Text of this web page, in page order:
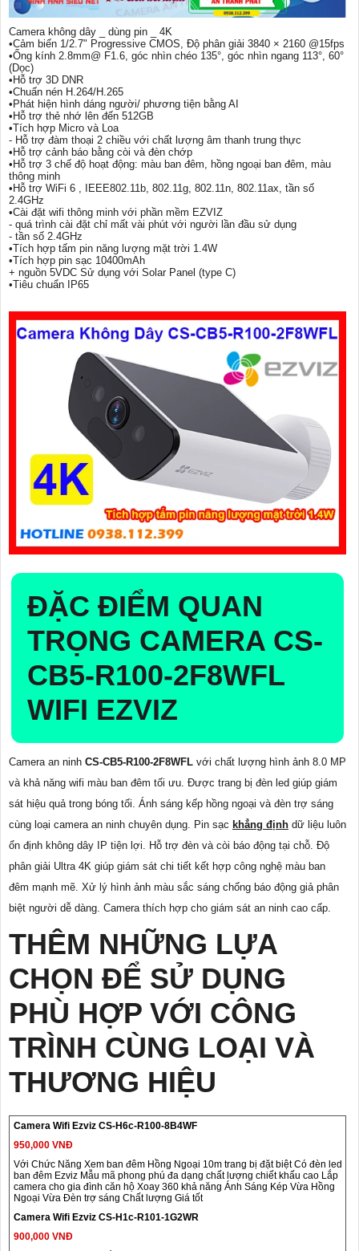
Camera không dây _ dùng pin _ 4K
•Cảm biến 1/2.7" Progressive CMOS, Độ phân giải 3840 × 2160 @15fps
•Ống kính 2.8mm@ F1.6, góc nhìn chéo 135°, góc nhìn ngang 113°, 60°
(Dọc)
•Hỗ trợ 3D DNR
•Chuấn nén H.264/H.265
•Phát hiện hình dáng người/ phương tiện bằng AI
•Hỗ trợ thẻ nhớ lên đến 512GB
•Tích hợp Micro và Loa
- Hỗ trợ đàm thoại 2 chiều với chất lượng âm thanh trung thực
•Hỗ trợ cảnh báo bằng còi và đèn chớp
•Hỗ trợ 3 chế độ hoạt động: màu ban đêm, hồng ngoại ban đêm, màu
thông minh
•Hỗ trợ WiFi 6 , IEEE802.11b, 802.11g, 802.11n, 802.11ax, tần số
2.4GHz
•Cài đặt wifi thông minh với phần mềm EZVIZ
- quá trình cài đặt chỉ mất vài phút với người lần đầu sử dụng
- tần số 2.4GHz
•Tích hợp tấm pin năng lượng mặt trời 1.4W
•Tích hợp pin sạc 10400mAh
+ nguồn 5VDC Sử dụng với Solar Panel (type C)
•Tiêu chuẩn IP65
ĐẶC ĐIỂM QUAN
TRỌNG CAMERA CS-
CB5-R100-2F8WFL
WIFI EZVIZ
Camera an ninh CS-CB5-R100-2F8WFL với chất lượng hình ảnh 8.0 MP
và khả năng wifi màu ban đêm tối ưu. Được trang bị đèn led giúp giám
sát hiệu quả trong bóng tối. Ánh sáng kếp hồng ngoại và đèn trợ sáng
cùng loại camera an ninh chuyên dụng. Pin sạc khẳng định dữ liệu luôn
ổn định không dây IP tiện lợi. Hỗ trợ đèn và còi báo động tại chỗ. Độ
phân giải Ultra 4K giúp giám sát chi tiết kết hợp công nghệ màu ban
đêm mạnh mẽ. Xử lý hình ảnh màu sắc sáng chống báo động giả phân
biệt người dễ dàng. Camera thích hợp cho giám sát an ninh cao cấp.
THÊM NHỮNG LỰA
CHỌN ĐỂ SỬ DỤNG
PHÙ HỢP VỚI CÔNG
TRÌNH CÙNG LOẠI VÀ
THƯƠNG HIỆU
Camera Wifi Ezviz CS-H6c-R100-8B4WF
950,000 VNĐ
Với Chức Năng Xem ban đêm Hồng Ngoại 10m trang bị đặt biệt Có đèn led
ban đêm Ezviz Mẫu mã phong phú đa dạng chất lượng chiết khấu cao Lắp
camera cho gia đình căn hộ Xoay 360 khả năng Ánh Sáng Kép Vừa Hồng
Ngoại Vừa Đèn trợ sáng Chất lượng Giá tốt
Camera Wifi Ezviz CS-H1c-R101-1G2WR
900,000 VNĐ